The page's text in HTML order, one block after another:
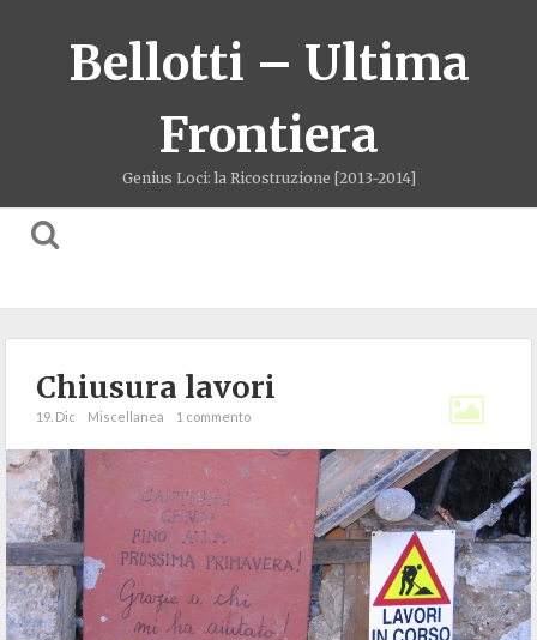
Bellotti – Ultima
Frontiera
Genius Loci: la Ricostruzione [2013-2014]
Chiusura lavori
19. Dic Miscellanea 1 commento